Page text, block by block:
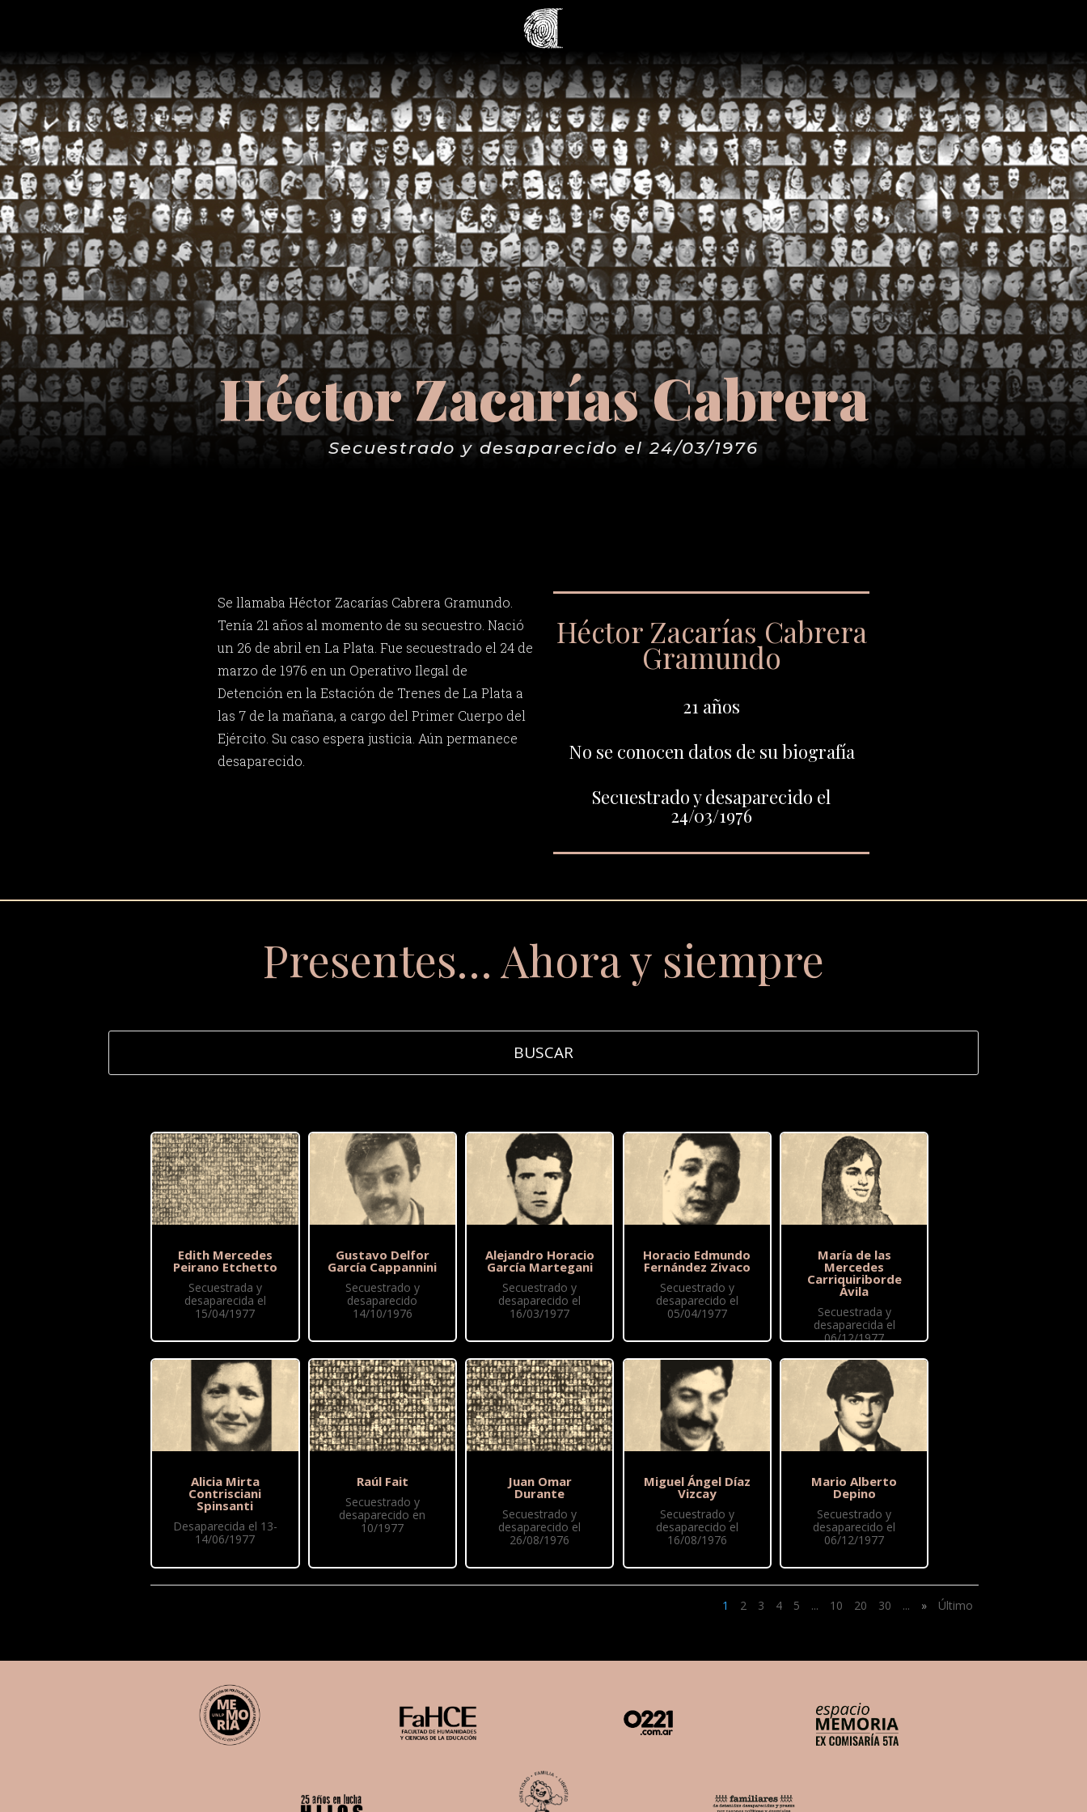
Héctor Zacarías Cabrera
Secuestrado y desaparecido el 24/03/1976
Se llamaba Héctor Zacarías Cabrera Gramundo.
Tenía 21 años al momento de su secuestro. Nació
un 26 de abril en La Plata. Fue secuestrado el 24 de
marzo de 1976 en un Operativo Ilegal de
Detención en la Estación de Trenes de La Plata a
las 7 de la mañana, a cargo del Primer Cuerpo del
Ejército. Su caso espera justicia. Aún permanece
desaparecido.
Héctor Zacarías Cabrera
Gramundo
21 años
No se conocen datos de su biografía
Secuestrado y desaparecido el
24/03/1976
Presentes… Ahora y siempre
Edith Mercedes
Peirano Etchetto
Secuestrada y
desaparecida el
15/04/1977
Alicia Mirta
Contrisciani
Spinsanti
Desaparecida el 13-
14/06/1977
Gustavo Delfor
García Cappannini
Secuestrado y
desaparecido
14/10/1976
Raúl Fait
Secuestrado y
desaparecido en
10/1977
Alejandro Horacio
García Martegani
Secuestrado y
desaparecido el
16/03/1977
Juan Omar
Durante
Secuestrado y
desaparecido el
26/08/1976
Horacio Edmundo
Fernández Zivaco
Secuestrado y
desaparecido el
05/04/1977
Miguel Ángel Díaz
Vizcay
Secuestrado y
desaparecido el
16/08/1976
María de las
Mercedes
Carriquiriborde
Ávila
Secuestrada y
desaparecida el
06/12/1977
Mario Alberto
Depino
Secuestrado y
desaparecido el
06/12/1977
1 2 3 4 5 ... 10 20 30 ... » Último